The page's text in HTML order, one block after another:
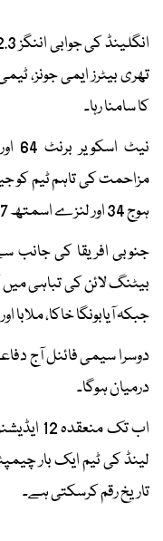
تھری بیٹرز ایمی جونز،
کا سامنا رہا۔
مزاحمت کی تاہم ٹیم کو
ہوج 34 اور لنزے اسمتھ 27 رنز بناکر آؤٹ ہوئیں۔
جبکہ آیابونگا خاکا،
دوسرا سیمی فائنل آج
درمیان ہوگا۔
لینڈ کی ٹیم ایک بار
تاریخ رقم کرسکتی ہے۔